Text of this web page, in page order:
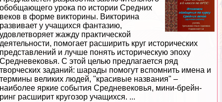
обобщающего урока по истории Средних
веков в форме викторины. Викторина
развивает у учащихся фантазию,
удовлетворяет жажду пpaктической
деятельности, помогает расширить круг исторических
представлений и лучше понять историческую эпоху
Средневековья. С этой целью предлагается ряд
творческих заданий: шарады помогут вспомнить имена и
термины великих людей, "красивые названия" –
наиболее яркие события Cредневековья, мини-брейн-
ринг расширит кругозор учащихся. ...